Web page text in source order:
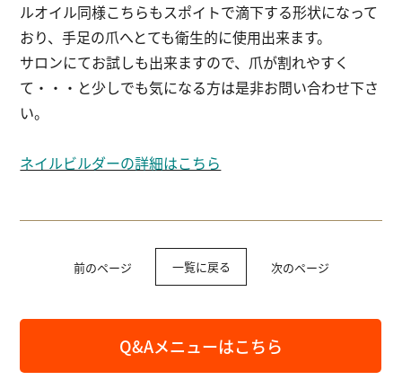
ルオイル同様こちらもスポイトで滴下する形状になって
おり、手足の爪へとても衛生的に使用出来ます。
サロンにてお試しも出来ますので、爪が割れやすく
て・・・と少しでも気になる方は是非お問い合わせ下さ
い。
ネイルビルダーの詳細はこちら
前のページ 一覧に戻る 次のページ
Q&Aメニューはこちら